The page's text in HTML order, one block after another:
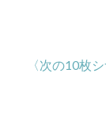
〈次の10枚